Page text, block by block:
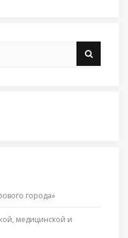
города»
медицинской и